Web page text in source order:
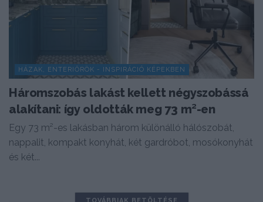
HÁZAK, ENTERIŐRÖK - INSPIRÁCIÓ KÉPEKBEN
Háromszobás lakást kellett négyszobássá
alakítani: így oldották meg 73 m²-en
Egy 73 m²-es lakásban három különálló hálószobát,
nappalit, kompakt konyhát, két gardróbot, mosókonyhát
és két...